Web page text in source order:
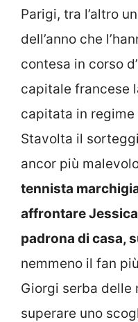
Parigi, tra l’altro
dell’anno che
contesa in corso
capitale francese
capitata in
Stavolta il
ancor più
tennista
affrontare Jessica
padrona di casa,
nemmeno il fan
Giorgi serba delle
superare uno